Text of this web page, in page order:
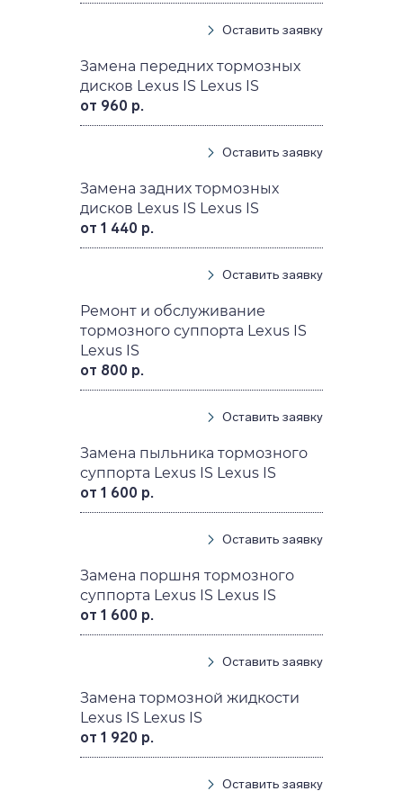
Оставить заявку
Замена передних тормозных
дисков Lexus IS Lexus IS
от 960 р.
Оставить заявку
Замена задних тормозных
дисков Lexus IS Lexus IS
от 1 440 р.
Оставить заявку
Ремонт и обслуживание
тормозного суппорта Lexus IS
Lexus IS
от 800 р.
Оставить заявку
Замена пыльника тормозного
суппорта Lexus IS Lexus IS
от 1 600 р.
Оставить заявку
Замена поршня тормозного
суппорта Lexus IS Lexus IS
от 1 600 р.
Оставить заявку
Замена тормозной жидкости
Lexus IS Lexus IS
от 1 920 р.
Оставить заявку